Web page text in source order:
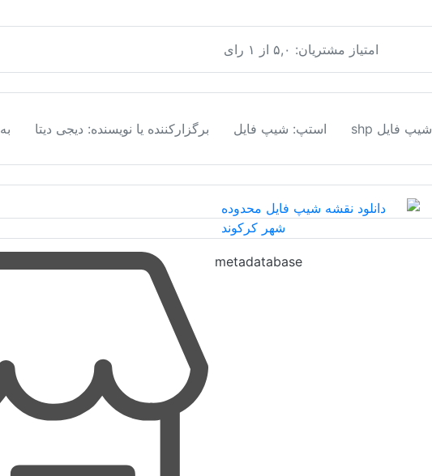
امتیاز مشتریان: ۵,۰ از ۱ رای
شیپ فایل shp استپ: شیپ فایل برگزارکننده یا نویسنده: دیجی دیتا
metadatabase